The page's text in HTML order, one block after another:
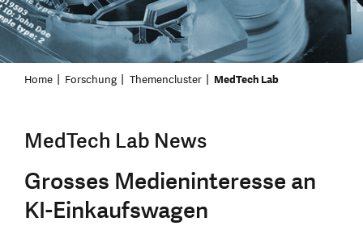
Home Forschung Themencluster MedTech Lab
MedTech Lab News
Grosses Medieninteresse an
KI-Einkaufswagen